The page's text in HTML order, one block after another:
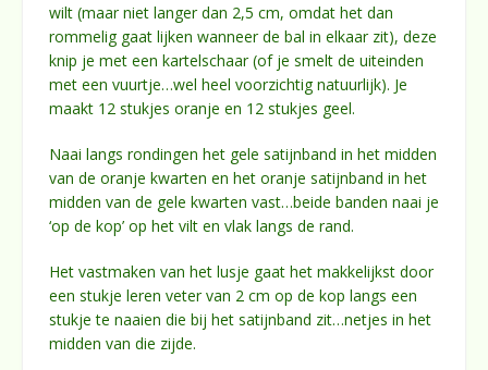
wilt (maar niet langer dan 2,5 cm, omdat het dan
rommelig gaat lijken wanneer de bal in elkaar zit), deze
knip je met een kartelschaar (of je smelt de uiteinden
met een vuurtje…wel heel voorzichtig natuurlijk). Je
maakt 12 stukjes oranje en 12 stukjes geel.
Naai langs rondingen het gele satijnband in het midden
van de oranje kwarten en het oranje satijnband in het
midden van de gele kwarten vast…beide banden naai je
‘op de kop’ op het vilt en vlak langs de rand.
Het vastmaken van het lusje gaat het makkelijkst door
een stukje leren veter van 2 cm op de kop langs een
stukje te naaien die bij het satijnband zit…netjes in het
midden van die zijde.